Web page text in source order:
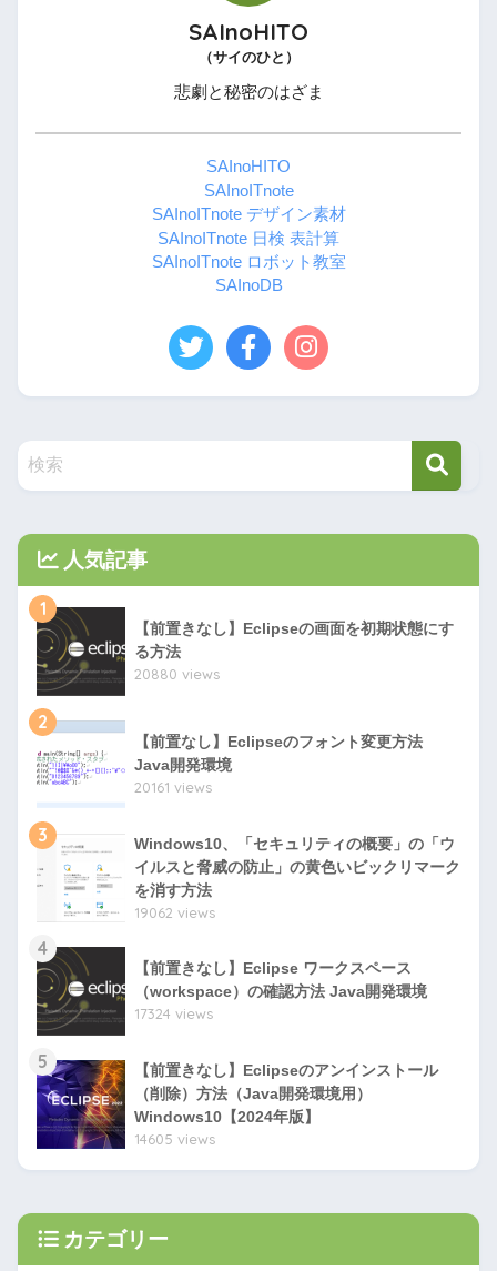
SAInoHITO
（サイのひと）
悲劇と秘密のはざま
SAInoHITO
SAInoITnote
SAInoITnote デザイン素材
SAInoITnote 日検 表計算
SAInoITnote ロボット教室
SAInoDB
人気記事
1
【前置きなし】Eclipseの画面を初期状態にす
る方法
20880 views
2
【前置なし】Eclipseのフォント変更方法
Java開発環境
20161 views
3
Windows10、「セキュリティの概要」の「ウ
イルスと脅威の防止」の黄色いビックリマーク
を消す方法
19062 views
4
【前置きなし】Eclipse ワークスペース
（workspace）の確認方法 Java開発環境
17324 views
5
【前置きなし】Eclipseのアンインストール
（削除）方法（Java開発環境用）
Windows10【2024年版】
14605 views
カテゴリー